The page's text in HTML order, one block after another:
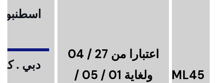
ML45
اعتبارا من 27 / 04
ولغاية 01 / 05 /
دبي .